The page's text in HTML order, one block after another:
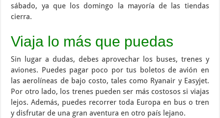
sábado, ya que los domingo la mayoría de las tiendas
cierra.
Viaja lo más que puedas
Sin lugar a dudas, debes aprovechar los buses, trenes y
aviones. Puedes pagar poco por tus boletos de avión en
las aerolíneas de bajo costo, tales como Ryanair y Easyjet.
Por otro lado, los trenes pueden ser más costosos si viajas
lejos. Además, puedes recorrer toda Europa en bus o tren
y disfrutar de una gran aventura en otro país lejano.